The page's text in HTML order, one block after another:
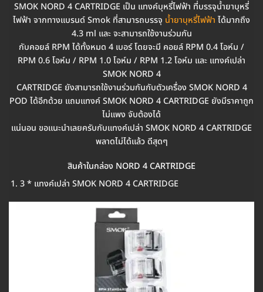
SMOK NORD 4 CARTRIDGE เป็น แทงค์บุหรี่ไฟฟ้า ที่บรรจุน้ำยาบุหรี่
ไฟฟ้า จากทางแบรนด์ Smok ที่สามารถบรรจุ น้ำยาบุหรี่ไฟฟ้า ได้มากถึง
4.3 ml และ จะสามารถใช้งานร่วมกัน
กับคอยล์ RPM ได้ทั้งหมด 4 เบอร์ โดยจะมี คอยล์ RPM 0.4 โอห์ม /
RPM 0.6 โอห์ม / RPM 1.0 โอห์ม / RPM 1.2 โอห์ม และ แทงค์เปล่า
SMOK NORD 4
CARTRIDGE ยังสามารถใช้งานร่วมกันกับตัวเครื่อง SMOK NORD 4
POD ได้อีกด้วย แถมแทงค์ SMOK NORD 4 CARTRIDGE ยังมีราคาถูก
ไม่แพง จับต้องได้
แน่นอน ขอแนะนำเลยครับกับแทงค์เปล่า SMOK NORD 4 CARTRIDGE
พลาดไม่ได้แล้ว ดีสุดๆ
สินค้าในกล่อง NORD 4 CARTRIDGE
3 * แทงค์เปล่า SMOK NORD 4 CARTRIDGE